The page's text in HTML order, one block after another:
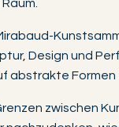
Design und
abstrakte Formen
zwischen